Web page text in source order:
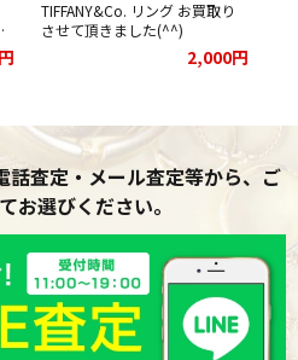
TIFFANY&Co. リング お買取り
させて頂きました(^^)
2,000円
話査定・メール査定等から、ご
お選びください。